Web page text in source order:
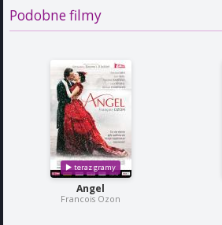
Podobne filmy
Angel
Francois Ozon